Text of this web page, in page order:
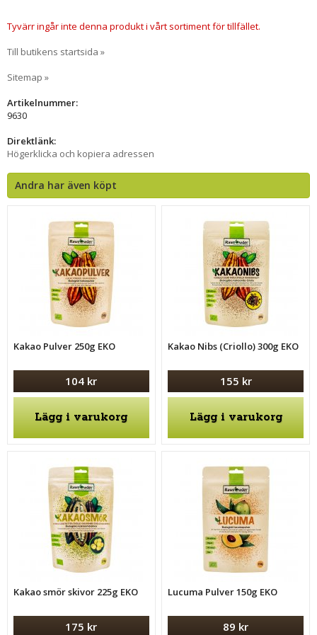
Tyvärr ingår inte denna produkt i vårt sortiment för tillfället.
Till butikens startsida »
Sitemap »
Artikelnummer:
9630
Direktlänk:
Högerklicka och kopiera adressen
Andra har även köpt
Kakao Pulver 250g EKO
104 kr
Lägg i varukorg
Kakao Nibs (Criollo) 300g EKO
155 kr
Lägg i varukorg
Kakao smör skivor 225g EKO
175 kr
Lucuma Pulver 150g EKO
89 kr